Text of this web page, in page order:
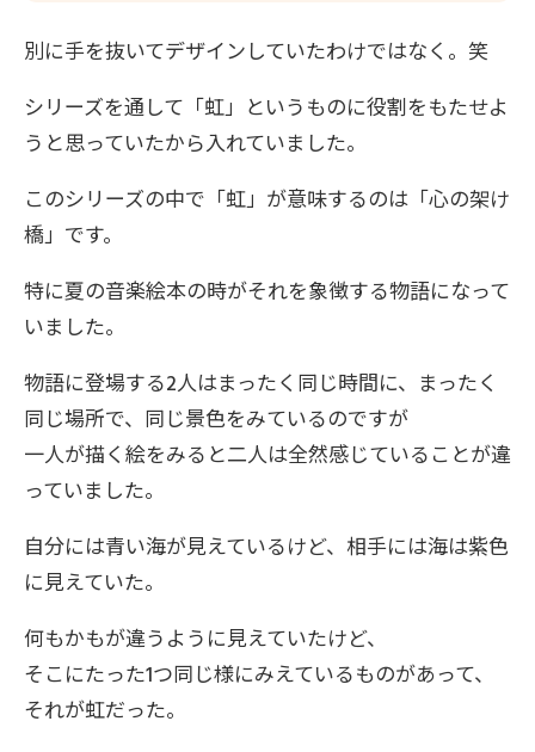
別に手を抜いてデザインしていたわけではなく。笑
シリーズを通して「虹」というものに役割をもたせよ
うと思っていたから入れていました。
このシリーズの中で「虹」が意味するのは「心の架け
橋」です。
特に夏の音楽絵本の時がそれを象徴する物語になって
いました。
物語に登場する2人はまったく同じ時間に、まったく
同じ場所で、同じ景色をみているのですが
一人が描く絵をみると二人は全然感じていることが違
っていました。
自分には青い海が見えているけど、相手には海は紫色
に見えていた。
何もかもが違うように見えていたけど、
そこにたった1つ同じ様にみえているものがあって、
それが虹だった。